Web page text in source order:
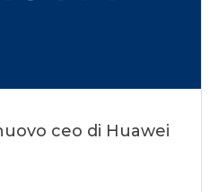
ceo di Huawei